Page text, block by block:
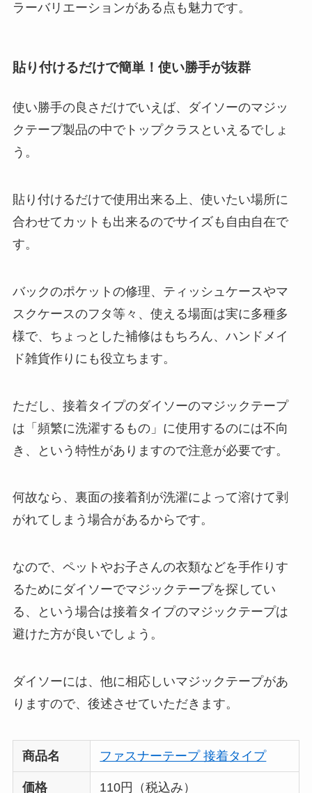
ラーバリエーションがある点も魅力です。
貼り付けるだけで簡単！使い勝手が抜群
使い勝手の良さだけでいえば、ダイソーのマジッ
クテープ製品の中でトップクラスといえるでしょ
う。
貼り付けるだけで使用出来る上、使いたい場所に
合わせてカットも出来るのでサイズも自由自在で
す。
バックのポケットの修理、ティッシュケースやマ
スクケースのフタ等々、使える場面は実に多種多
様で、ちょっとした補修はもちろん、ハンドメイ
ド雑貨作りにも役立ちます。
ただし、接着タイプのダイソーのマジックテープ
は「頻繁に洗濯するもの」に使用するのには不向
き、という特性がありますので注意が必要です。
何故なら、裏面の接着剤が洗濯によって溶けて剥
がれてしまう場合があるからです。
なので、ペットやお子さんの衣類などを手作りす
るためにダイソーでマジックテープを探してい
る、という場合は接着タイプのマジックテープは
避けた方が良いでしょう。
ダイソーには、他に相応しいマジックテープがあ
りますので、後述させていただきます。
商品名 ファスナーテープ 接着タイプ
価格 110円（税込み）